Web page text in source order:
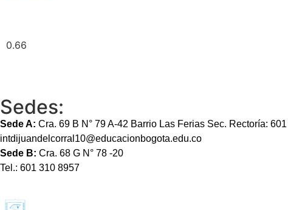
Sedes:
Sede A: Cra. 69 B N° 79 A-42 Barrio Las Ferias Sec. Rectoría:
intdijuandelcorral10@educacionbogota.edu.co
Sede B: Cra. 68 G N° 78 -20
Tel.: 601 310 8957